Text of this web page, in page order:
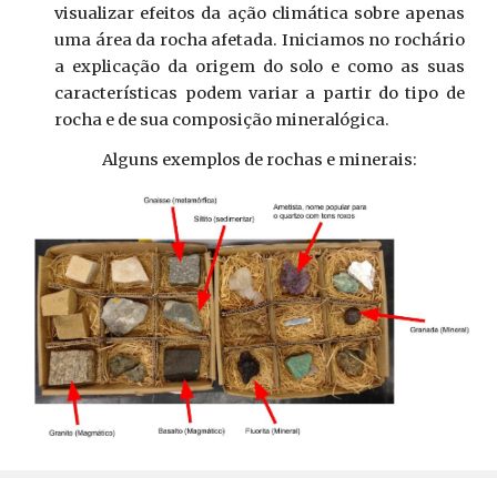
visualizar efeitos da ação climática sobre apenas
uma área da rocha afetada. Iniciamos no rochário
a explicação da origem do solo e como as suas
características podem variar a partir do tipo de
rocha e de sua composição mineralógica.
Alguns exemplos de rochas e minerais: